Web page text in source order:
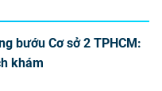
bướu Cơ sở 2 TPHCM:
khám